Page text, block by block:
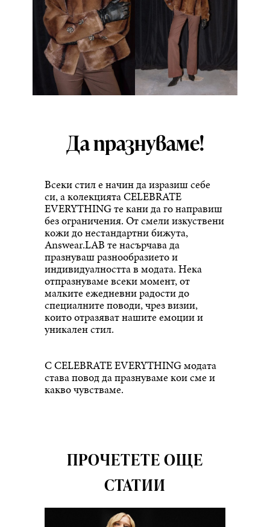
Да празнуваме!
Всеки стил е начин да изразиш себе
си, а колекцията CELEBRATE
EVERYTHING те кани да го направиш
без ограничения. От смели изкуствени
кожи до нестандартни бижута,
Answear.LAB те насърчава да
празнуваш разнообразието и
индивидуалността в модата. Нека
отпразнуваме всеки момент, от
малките ежедневни радости до
специалните поводи, чрез визии,
които отразяват нашите емоции и
уникален стил.
С CELEBRATE EVERYTHING модата
става повод да празнуваме кои сме и
какво чувстваме.
ПРОЧЕТЕТЕ ОЩЕ
СТАТИИ